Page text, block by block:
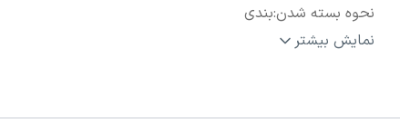
نحوه بسته شدن:بندی
سایز:37 تا 40
نمایش بیشتر